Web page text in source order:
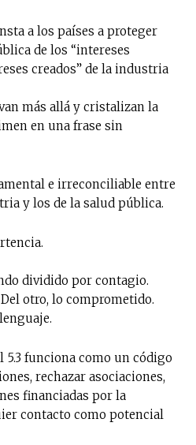
a los países a proteger
de los “intereses
creados” de la industria
más allá y cristalizan la
en una frase sin
e irreconciliable entre
y los de la salud pública.
dividido por contagio.
otro, lo comprometido.
funciona como un código
rechazar asociaciones,
financiadas por la
contacto como potencial